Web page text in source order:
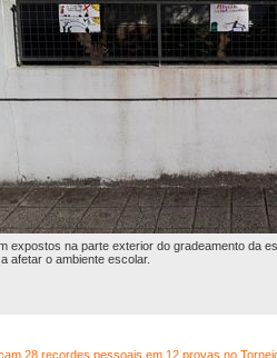
expostos na parte exterior do gradeamento da
afetar o ambiente escolar.
28 recordes pessoais em 12 provas no